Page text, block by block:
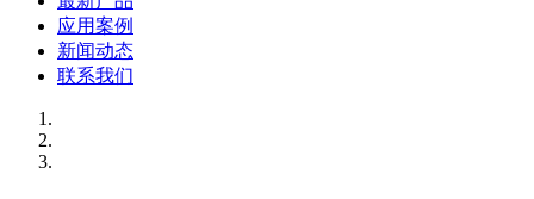
应用案例
新闻动态
联系我们